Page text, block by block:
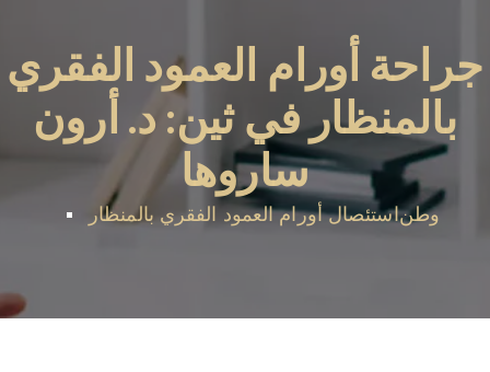
جراحة أورام العمود الفقري
بالمنظار في ثين: د. أرون
ساروها
وطناستئصال أورام العمود الفقري بالمنظار